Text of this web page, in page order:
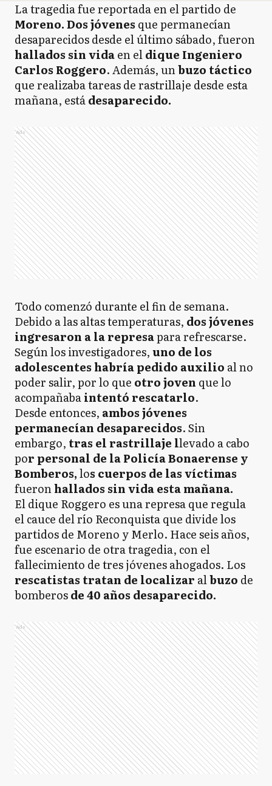
La tragedia fue reportada en el partido de
Moreno.Dos jóvenes que permanecían
desaparecidos desde el último sábado, fueron
hallados sin vidaen eldique Ingeniero
Carlos Roggero. Además, unbuzo táctico
que realizaba tareas de rastrillaje desde esta
mañana, estádesaparecido.
Ads
Todo comenzó durante el fin de semana.
Debido a las altas temperaturas, dos jóvenes
ingresaron a la represapara refrescarse.
Según los investigadores,uno de los
adolescentes habría pedido auxilio al no
poder salir, por lo que otro joven que lo
acompañabaintentó rescatarlo.
Desde entonces, ambos jóvenes
permanecían desaparecidos. Sin
embargo, tras el rastrillaje llevado a cabo
por personal de la Policía Bonaerense y
Bomberos,los cuerpos de las víctimas
fueronhallados sin vida esta mañana.
El dique Roggero es una represa que regula
el cauce del río Reconquista que divide los
partidos de Moreno y Merlo. Hace seis años,
fue escenario de otra tragedia, con el
fallecimiento de tres jóvenes ahogados. Los
rescatistas tratan de localizar albuzo de
bomberosde 40 años desaparecido.
Ads